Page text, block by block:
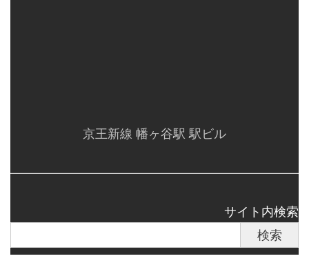
京王新線 幡ヶ谷駅 駅ビル
サイト内検索
検索